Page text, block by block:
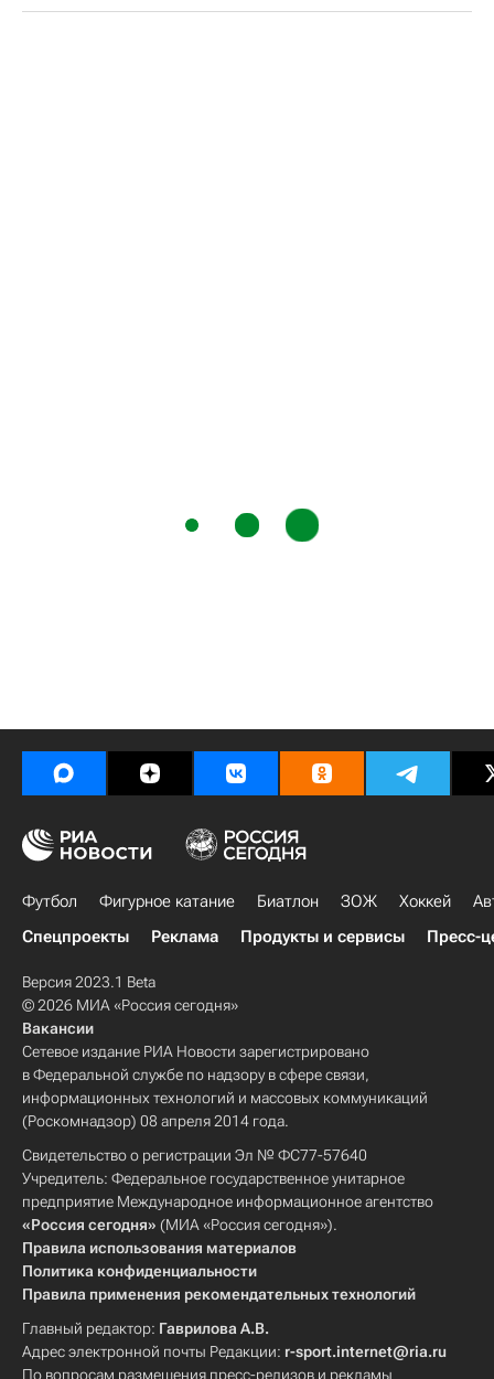
Футбол Фигурное катание Биатлон ЗОЖ Хоккей
Спецпроекты
Реклама Продукты и сервисы Пресс-
Версия 2023.1 Beta
© 2026 МИА «Россия сегодня»
Вакансии
Сетевое издание РИА Новости зарегистрировано
в Федеральной службе по надзору в сфере связи,
информационных технологий и массовых коммуникаций
(Роскомнадзор) 08 апреля 2014 года.
Свидетельство о регистрации Эл № ФС77-57640
Учредитель: Федеральное государственное унитарное
предприятие Международное информационное агентство
«Россия сегодня» (МИА «Россия сегодня»).
Правила использования материалов
Политика конфиденциальности
Правила применения рекомендательных технологий
Главный редактор: Гаврилова А.В.
Адрес электронной почты Редакции: r-sport.internet@ria.ru
По вопросам размещения пресс-релизов и рекламы